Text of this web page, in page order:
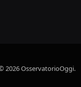
2026 OsservatorioOggi.